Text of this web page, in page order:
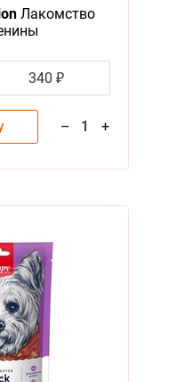
Лакомство
340 ₽
– 1 +